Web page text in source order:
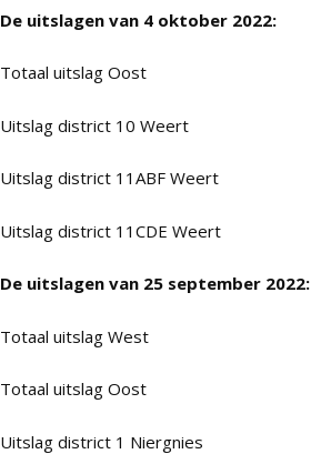
De uitslagen van 4 oktober 2022:
Totaal uitslag Oost
Uitslag district 10 Weert
Uitslag district 11ABF Weert
Uitslag district 11CDE Weert
De uitslagen van 25 september 2022:
Totaal uitslag West
Totaal uitslag Oost
Uitslag district 1 Niergnies